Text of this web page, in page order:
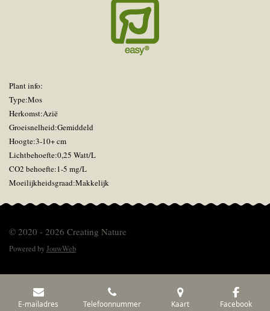
Plant info:
Type:Mos
Herkomst:Azië
Groeisnelheid:Gemiddeld
Hoogte:3-10+ cm
Lichtbehoefte:0,25 Watt/L
CO2 behoefte:1-5 mg/L
Moeilijkheidsgraad:Makkelijk
© 2020 - 2026 Creating Nature
Powered byJouwWeb
E-mailadres Telefoonnummer Kaart Facebook